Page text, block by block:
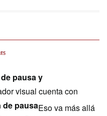
pausa y
visual cuenta con
de pausaEso va más allá